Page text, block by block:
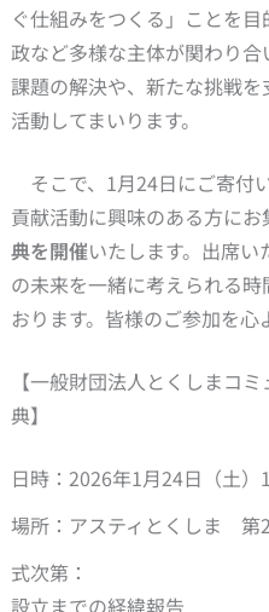
ぐ仕組みをつくる」ことを
政など多様な主体が関わり
課題の解決や、新たな挑戦
活動してまいります。
そこで、1月24日にご寄付
貢献活動に興味のある方にお
典を開催いたします。出席い
の未来を一緒に考えられる
おります。皆様のご参加を心
【一般財団法人とくしまコ
典】
日時：2026年1月24日（土）
場所：アスティとくしま 第2
式次第：